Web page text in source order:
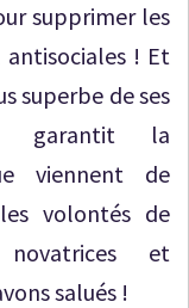
supprimer les
! Et
superbe de ses
garantit la
viennent de
volontés de
novatrices et
salués !